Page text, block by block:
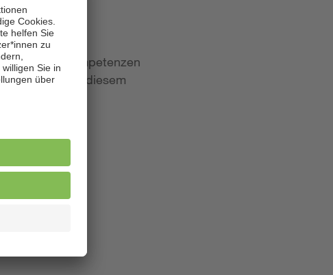
und Kompetenzen
Aus diesem